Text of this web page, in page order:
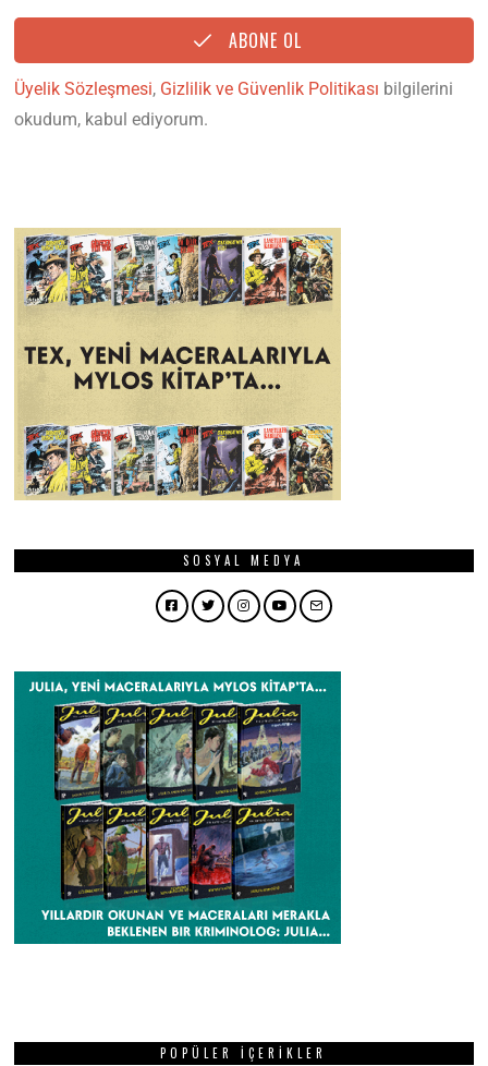
ABONE OL
Üyelik Sözleşmesi, Gizlilik ve Güvenlik Politikası bilgilerini
okudum, kabul ediyorum.
SOSYAL MEDYA
Facebook
TwitterInstagram
YouTubeEmail
POPÜLER İÇERIKLER